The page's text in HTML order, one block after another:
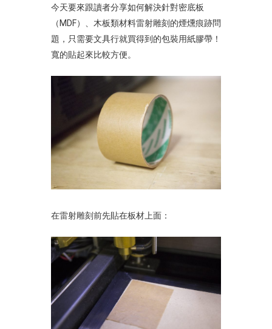
今天要來跟讀者分享如何解決針對密底板
（MDF）、木板類材料雷射雕刻的煙燻痕跡問
題，只需要文具行就買得到的包裝用紙膠帶！
寬的貼起來比較方便。
在雷射雕刻前先貼在板材上面：